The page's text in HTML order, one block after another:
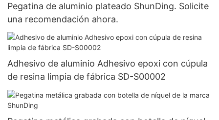
Pegatina de aluminio plateado ShunDing. Solicite
una recomendación ahora.
Adhesivo de aluminio Adhesivo epoxi con cúpula
de resina limpia de fábrica SD-S00002